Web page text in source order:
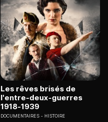
Les rêves brisés de
l'entre-deux-guerres
1918-1939
DOCUMENTAIRES HISTOIRE